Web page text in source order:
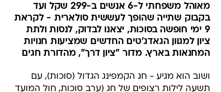
מאוהל משפחתי ל-6 אנשים ב-299 שקל ועד
בקבוק שתייה שהופך לעששית סולארית - לקראת
9 ימי חופשה בסוכות, יצאנו לבדוק, לנסות ולתת
ציון למגוון הגאדג'טים החדשים שמציעות חנויות
המחנאות בארץ. מדור "ציון דרך", מהדורת חגים
ושוב הוא מגיע - חג הקמפינג הגדול (סוכות), עם
תשעה לילות רצופים של חג (ערב סוכות, חול המועד